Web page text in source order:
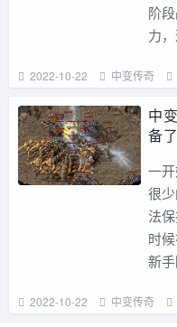
阶
力
2022-10-22 中变传奇
中
备了
一
很
法
时
新
2022-10-22 中变传奇